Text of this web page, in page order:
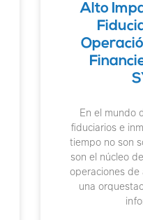
Alto
En el mundo
fiduciarios e
tiempo no son
son el núcleo
operaciones
una